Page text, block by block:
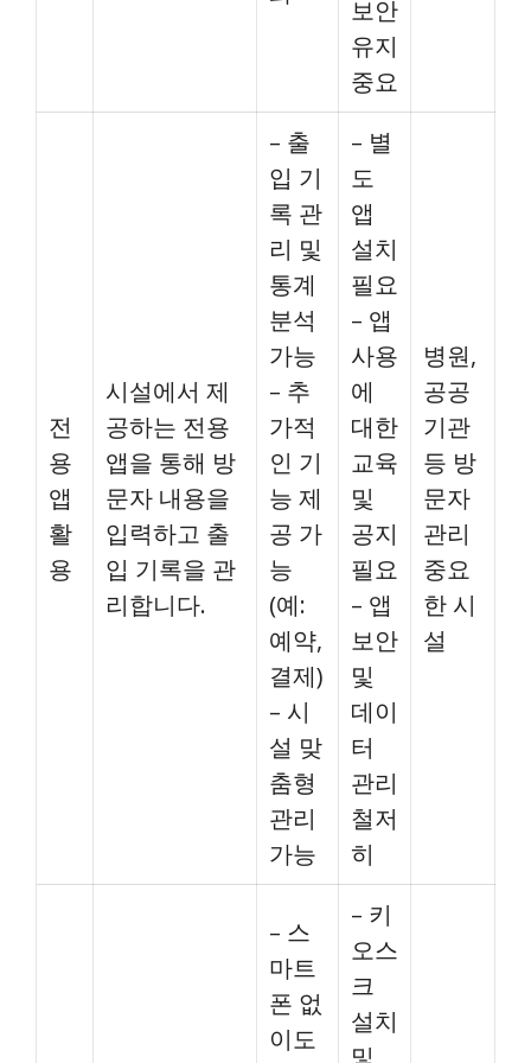
보안
유지
중요
전
용
앱
활
용
시설에서 제
공하는 전용
앱을 통해 방
문자 내용을
입력하고 출
입 기록을 관
리합니다.
– 출
입 기
록 관
리 및
통계
분석
가능
– 추
가적
인 기
능 제
공 가
능
(예:
예약,
결제)
– 시
설 맞
춤형
관리
가능
– 별
도
앱
설치
필요
– 앱
사용
에
대한
교육
및
공지
필요
– 앱
보안
및
데이
터
관리
철저
히
병원,
공공
기관
등 방
문자
관리
중요
한 시
설
– 스
마트
폰 없
이도
– 키
오스
크
설치
및